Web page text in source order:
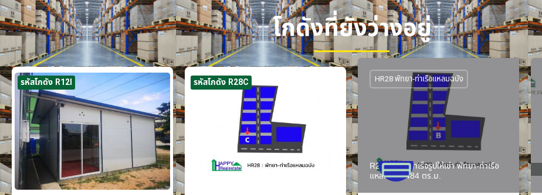
โกดังที่ยังว่างอยู่
รหัสโกดัง R12I รหัสโกดัง R28C
R28B โกดังสำเร็จรูปให้เช่า พัทยา-ท่าเรือ
แหลมฉบัง 484 ตร.ม.
HR28 พัทยา-ท่าเรือแหลมฉบัง